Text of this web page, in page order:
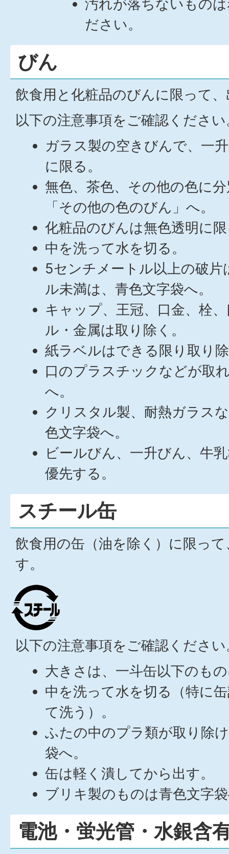
汚れが落ちないもの
ださい。
びん
飲食用と化粧品のびんに限って
以下の注意事項をご確認ください
ガラス製の空きびんで、一
に限る。
無色、茶色、その他の色に
「その他の色のびん」へ。
化粧品のびんは無色透明に
中を洗って水を切る。
5センチメートル以上の破
ル未満は、青色文字袋へ。
キャップ、王冠、口金、栓
ル・金属は取り除く。
紙ラベルはできる限り取り
口のプラスチックなどが取
へ。
クリスタル製、耐熱ガラス
色文字袋へ。
ビールびん、一升びん、牛
優先する。
スチール缶
飲食用の缶（油を除く）に限っ
す。
以下の注意事項をご確認ください
大きさは、一斗缶以下のも
中を洗って水を切る（特に
て洗う）。
ふたの中のプラ類が取り除
袋へ。
缶は軽く潰してから出す。
ブリキ製のものは青色文字
電池・蛍光管・水銀含